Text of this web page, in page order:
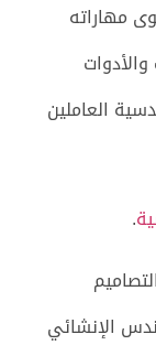
مهاراته
العاملين
.
الإنشائي